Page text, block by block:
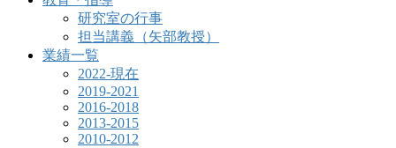
研究室の行事
担当講義（矢部教授）
業績一覧
2022-現在
2019-2021
2016-2018
2013-2015
2010-2012